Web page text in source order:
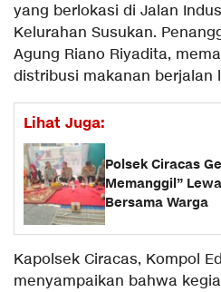
yang berlokasi di Jalan
Kelurahan Susukan.
Agung Riano Riyadita,
distribusi makanan berjalan
Lihat Juga:
Polsek Ciracas
Memanggil”
Bersama Warga
Kapolsek Ciracas, Kompol
menyampaikan bahwa